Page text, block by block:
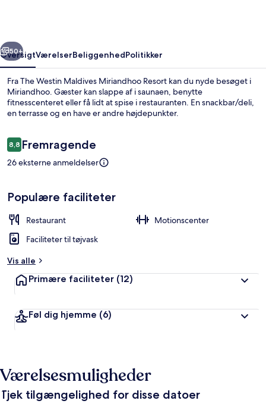
Næste
50+
OversigtVærelserBeliggenhedPolitikker
Fra The Westin Maldives Miriandhoo Resort kan du nyde besøget i
Miriandhoo. Gæster kan slappe af i saunaen, benytte
fitnesscenteret eller få lidt at spise i restauranten. En snackbar/deli,
en terrasse og en have er andre højdepunkter.
Anmeldelser
8,88,8 ud af 10.
Fremragende
26 eksterne anmeldelser
Populære faciliteter
Restaurant
Motionscenter
Faciliteter til tøjvask
Vis alle
Primære faciliteter (12)
Føl dig hjemme (6)
Værelsesmuligheder
Tjek tilgængelighed for disse datoer